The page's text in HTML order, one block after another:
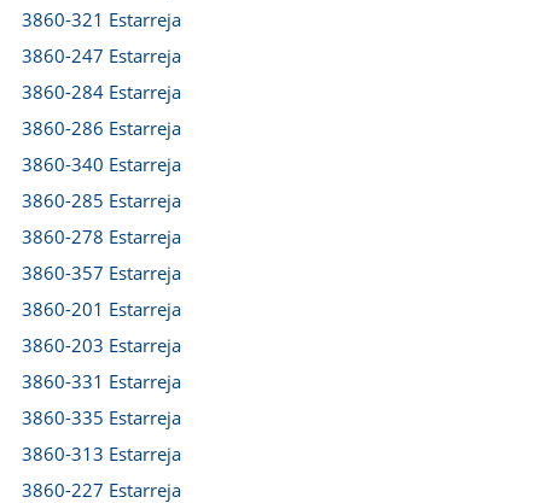
3860-321 Estarreja
3860-247 Estarreja
3860-284 Estarreja
3860-286 Estarreja
3860-340 Estarreja
3860-285 Estarreja
3860-278 Estarreja
3860-357 Estarreja
3860-201 Estarreja
3860-203 Estarreja
3860-331 Estarreja
3860-335 Estarreja
3860-313 Estarreja
3860-227 Estarreja